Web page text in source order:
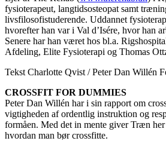
fysioterapeut, langtidsosteopat samt
livsfilosofistuderende. Uddannet
hvorefter han var i Val d’Isére, hvor han
Senere har han været hos bl.a.
Afdeling, Elite Fysioterapi og Thomas
Tekst Charlotte Qvist / Peter Dan Willén
CROSSFIT FOR DUMMIES
Peter Dan Willén har i sin rapport om
vigtigheden af ordentlig instruktion og
formåen. Med det in mente giver Træn
hvordan man bør crossfitte.